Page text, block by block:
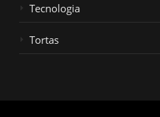
Tecnologia
Tortas